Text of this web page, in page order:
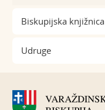
Biskupijska knjižnica
Udruge